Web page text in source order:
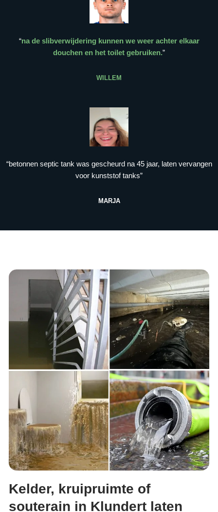
“na de slibverwijdering kunnen we weer achter elkaar
douchen en het toilet gebruiken.”
WILLEM
“betonnen septic tank was gescheurd na 45 jaar, laten vervangen
voor kunststof tanks”
MARJA
Kelder, kruipruimte of
souterain in Klundert laten